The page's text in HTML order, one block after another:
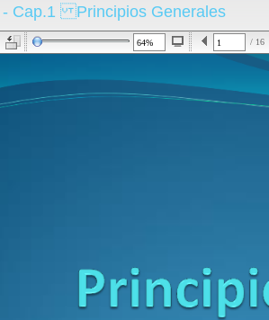
- Cap.1 Principios Generales
/ 16